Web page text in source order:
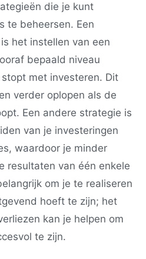
die je kunt
te beheersen. Een
het instellen van een
bepaald niveau
met investeren. Dit
verder oplopen als de
Een andere strategie is
van je investeringen
waardoor je minder
resultaten van één enkele
om je te realiseren
hoeft te zijn; het
kan je helpen om
te zijn.